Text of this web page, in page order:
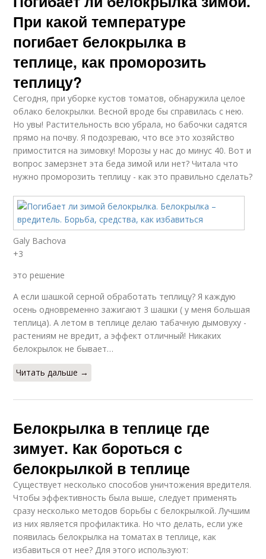
При какой температуре
погибает белокрылка в
теплице, как проморозить
теплицу?
Сегодня, при уборке кустов томатов, обнаружила целое
облако белокрылки. Весной вроде бы справилась с нею.
Но увы! Растительность всю убрала, но бабочки садятся
прямо на почву. Я подозреваю, что все это хозяйство
примостится на зимовку! Морозы у нас до минус 40. Вот и
вопрос замерзнет эта беда зимой или нет? Читала что
нужно проморозить теплицу - как это правильно сделать?
Galy Bachova
+3
это решение
А если шашкой серной обработать теплицу? Я каждую
осень одновременно зажигают 3 шашки ( у меня большая
теплица). А летом в теплице делаю табачную дымовуху -
растениям не вредит, а эффект отличный! Никаких
белокрылок не бывает…
Читать дальше →
Белокрылка в теплице где
зимует. Как бороться с
белокрылкой в теплице
Существует несколько способов уничтожения вредителя.
Чтобы эффективность была выше, следует применять
сразу несколько методов борьбы с белокрылкой. Лучшим
из них является профилактика. Но что делать, если уже
появилась белокрылка на томатах в теплице, как
избавиться от нее? Для этого используют: